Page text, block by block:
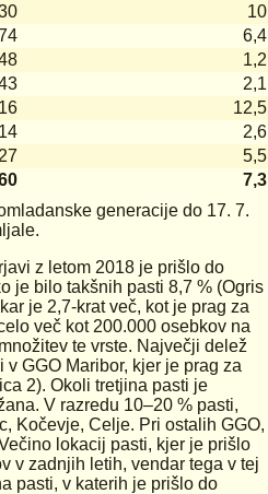
10
6,4
1,2
2,1
16
12,5
2,6
5,5
7,3
generacije do 17. 7.
z letom 2018 je prišlo do
je bilo takšnih pasti 8,7 % (Ogris
je 2,7-krat več, kot je prag za
več kot 200.000 osebkov na
te vrste. Največji delež
GGO Maribor, kjer je prag za
2). Okoli tretjina pasti je
V razredu 10–20 % pasti,
Kočevje, Celje. Pri ostalih GGO,
lokacij pasti, kjer je prišlo
v zadnjih letih, vendar tega v tej
pasti, v katerih je prišlo do